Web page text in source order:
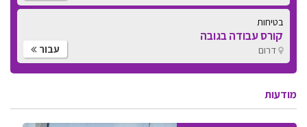
בטיחות
קורס עבודה בגובה
דרום עבור
מודעות